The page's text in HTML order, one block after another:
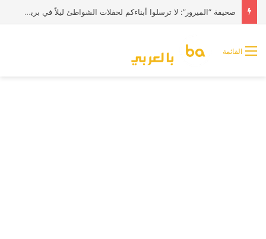
صحيفة “الميرور”: لا ترسلوا أبناءكم لحفلات الشواطئ ليلاً في بريطانيا
القائمة